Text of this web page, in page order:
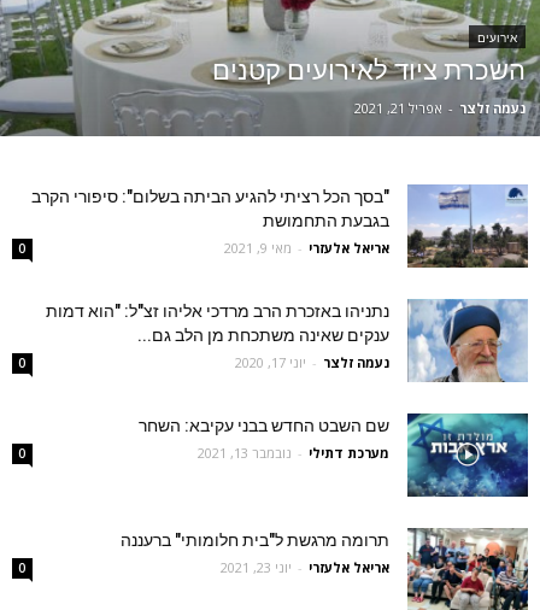
אירועים
השכרת ציוד לאירועים קטנים
נעמה זלצר - אפריל 21, 2021
"בסך הכל רציתי להגיע הביתה בשלום": סיפורי הקרב
בגבעת התחמושת
אריאל אלעזרי - מאי 9, 2021 0
נתניהו באזכרת הרב מרדכי אליהו זצ"ל: "הוא דמות
ענקים שאינה משתכחת מן הלב גם...
נעמה זלצר - יוני 17, 2020 0
שם השבט החדש בבני עקיבא: השחר
מערכת דתילי - נובמבר 13, 2021 0
תרומה מרגשת ל"בית חלומותי" ברעננה
אריאל אלעזרי - יוני 23, 2021 0